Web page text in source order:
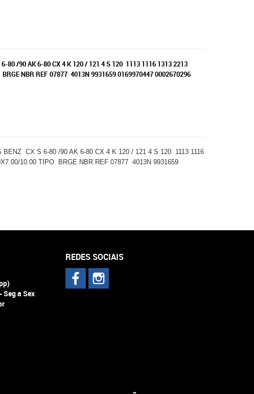
6-80 /90 AK 6-80 CX 4 K 120 / 121 4 S 120 1113 1116 1313 2213
NBR REF 07877 4013N 9931659 0169970447 0002670296
CX S 6-80 /90 AK 6-80 CX 4 K 120 / 121 4 S 120 1113 1116
10.00 TIPO BRGE NBR REF 07877 4013N 9931659
Seg a Sex
REDES SOCIAIS